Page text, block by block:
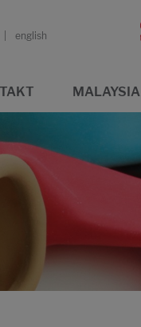
english
MALAYSIA